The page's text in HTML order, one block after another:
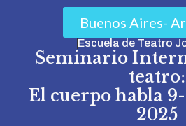
Buenos Aires-
Escuela de Teatro
Seminario
teatro:
El cuerpo habla 9-
2025